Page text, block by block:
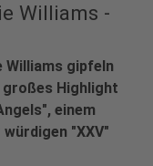
Williams -
Williams gipfeln
großes Highlight
einem
"XXV"